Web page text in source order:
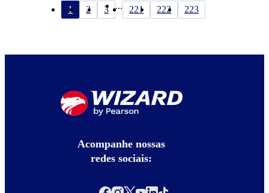
1 2 3 ... 221 222 223
Acompanhe nossas
redes sociais: